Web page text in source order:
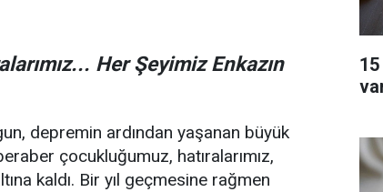
Her Şeyimiz Enkazın
depremin ardından yaşanan büyük
çocukluğumuz, hatıralarımız,
kaldı. Bir yıl geçmesine rağmen